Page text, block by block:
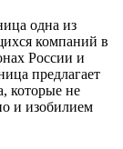
одна из
компаний в
России и
предлагает
которые не
и изобилием